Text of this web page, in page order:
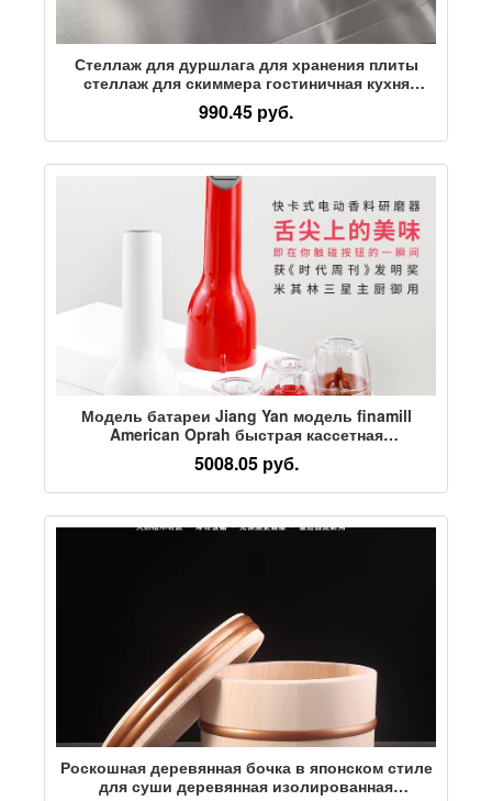
Стеллаж для дуршлага для хранения плиты
стеллаж для скиммера гостиничная кухня
баскетбольная стойка коммерческая кухонная
стойка, предназначенная для отеля
990.45 руб.
Модель батареи Jiang Yan модель finamill
American Oprah быстрая кассетная
электрическая кухонная кофемолка для специй
5008.05 руб.
Роскошная деревянная бочка в японском стиле
для суши деревянная изолированная